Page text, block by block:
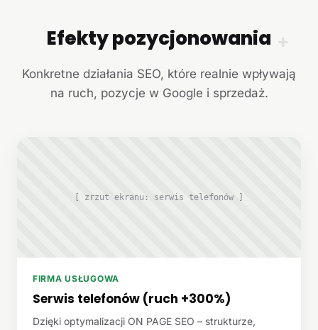
+
Efekty pozycjonowania
Konkretne działania SEO, które realnie wpływają
na ruch, pozycje w Google i sprzedaż.
[ zrzut ekranu: serwis telefonów ]
FIRMA USŁUGOWA
Serwis telefonów (ruch +300%)
Dzięki optymalizacji ON PAGE SEO – strukturze,